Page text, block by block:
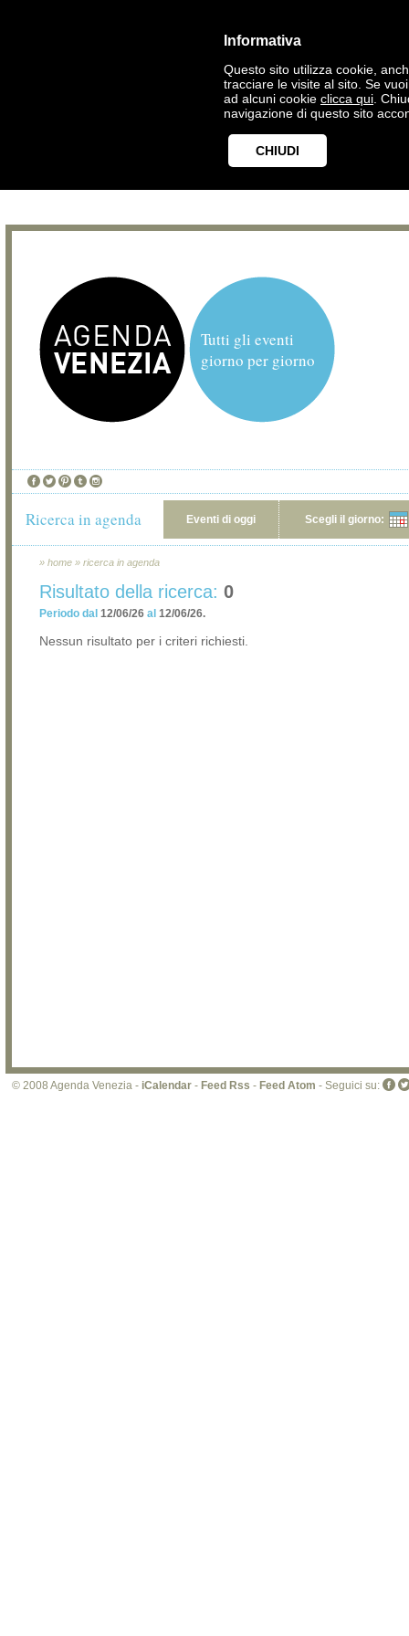
Informativa
Questo sito utilizza cookie,
tracciare le visite al sito. Se
ad alcuni cookie clicca qui .
navigazione di questo sito
CHIUDI
Tutti gli eventi
giorno per giorno
Ricerca in agenda Eventi di oggi Scegli il giorno:
» home » ricerca in agenda
Risultato della ricerca: 0
Periodo dal 12/06/26 al 12/06/26.
Nessun risultato per i criteri richiesti.
© 2008 Agenda Venezia - iCalendar - Feed Rss - Feed Atom - Seguici su: